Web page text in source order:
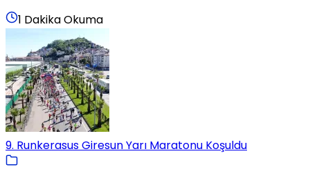
1 Dakika Okuma
9. Runkerasus Giresun Yarı Maratonu Koşuldu